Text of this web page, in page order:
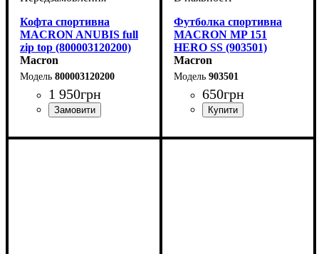
Кофта спортивна
MACRON ANUBIS full
zip top (800003120200)
Macron
800003120200
1 950грн
Унісекс
Футболка спортивна
MACRON MP 151
HERO SS (903501)
Macron
903501
650грн
Чоловічий